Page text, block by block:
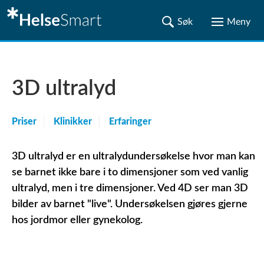
3D ultralyd
Priser Klinikker Erfaringer
3D ultralyd er en ultralydundersøkelse hvor man kan
se barnet ikke bare i to dimensjoner som ved vanlig
ultralyd, men i tre dimensjoner. Ved 4D ser man 3D
bilder av barnet "live". Undersøkelsen gjøres gjerne
hos jordmor eller gynekolog.